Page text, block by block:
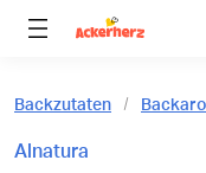
Backzutaten
Alnatura